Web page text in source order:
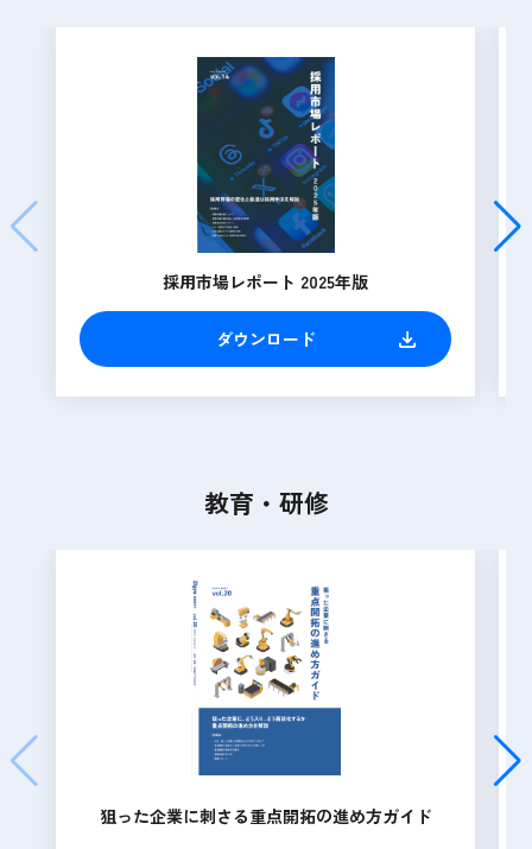
採用市場レポート 2025年版
ダウンロード
教育・研修
狙った企業に刺さる重点開拓の進め方ガイド